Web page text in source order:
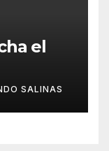
el
SALINAS